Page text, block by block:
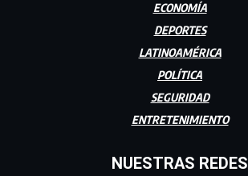
ECONOMÍA
DEPORTES
LATINOAMÉRICA
POLÍTICA
SEGURIDAD
ENTRETENIMIENTO
NUESTRAS REDES